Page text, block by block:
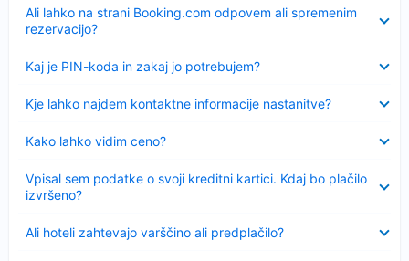
Ali lahko na strani Booking.com odpovem ali spremenim
rezervacijo?
Kaj je PIN-koda in zakaj jo potrebujem?
Kje lahko najdem kontaktne informacije nastanitve?
Kako lahko vidim ceno?
Vpisal sem podatke o svoji kreditni kartici. Kdaj bo plačilo
izvršeno?
Ali hoteli zahtevajo varščino ali predplačilo?